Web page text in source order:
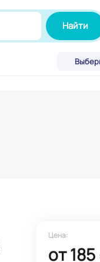
Найти
Цена:
от